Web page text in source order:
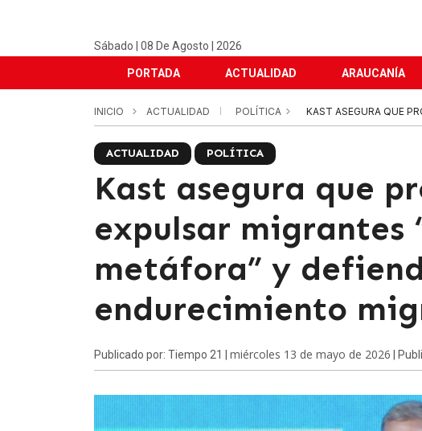
Sábado | 08 De Agosto | 2026
PORTADA ACTUALIDAD ARAUCANÍA
INICIO ACTUALIDAD POLÍTICA KAST ASEGURA QUE
ACTUALIDAD POLÍTICA
Kast asegura que
expulsar migrantes
metáfora” y
endurecimiento
Publicado por: Tiempo 21 | miércoles 13 de mayo de 2026 |